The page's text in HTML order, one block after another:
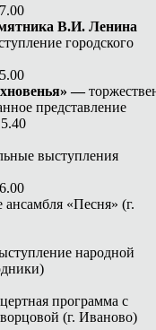
В.И. Ленина
городского
—
представление
выступления
ансамбля «Песня» (г.
народной
программа с
(г. Иваново)